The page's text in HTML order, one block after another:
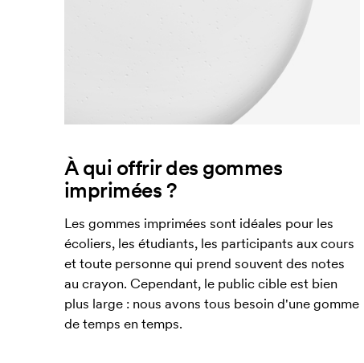
À qui offrir des gommes
imprimées ?
Les gommes imprimées sont idéales pour les
écoliers, les étudiants, les participants aux cours
et toute personne qui prend souvent des notes
au crayon. Cependant, le public cible est bien
plus large : nous avons tous besoin d'une gomme
de temps en temps.